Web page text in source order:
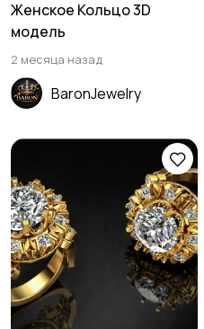
Женское Кольцо 3D
модель
2 месяца назад
BaronJewelry